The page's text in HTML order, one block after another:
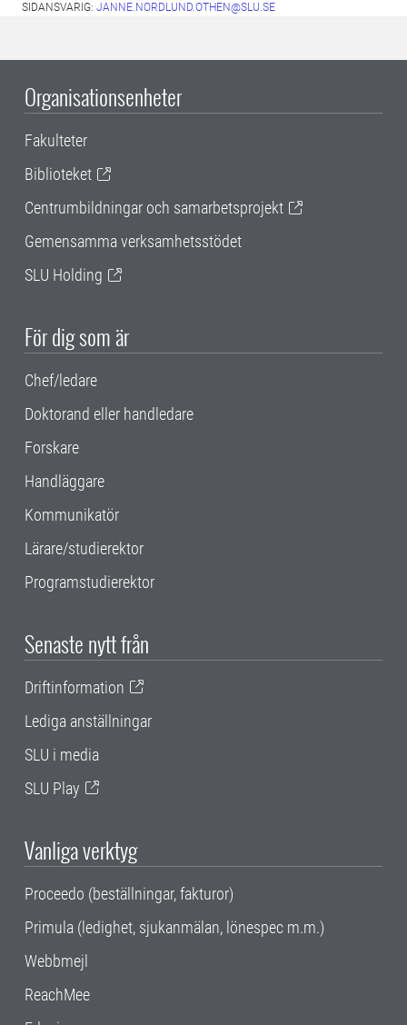
SIDANSVARIG: JANNE.NORDLUND.OTHEN@SLU.SE
Organisationsenheter
Fakulteter
Biblioteket
Centrumbildningar och samarbetsprojekt
Gemensamma verksamhetsstödet
SLU Holding
För dig som är
Chef/ledare
Doktorand eller handledare
Forskare
Handläggare
Kommunikatör
Lärare/studierektor
Programstudierektor
Senaste nytt från
Driftinformation
Lediga anställningar
SLU i media
SLU Play
Vanliga verktyg
Proceedo (beställningar, fakturor)
Primula (ledighet, sjukanmälan, lönespec m.m.)
Webbmejl
ReachMee